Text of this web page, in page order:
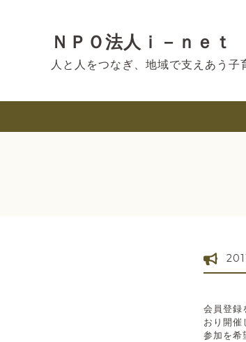
ＮＰＯ法人ｉ－ｎｅｔ
人と人をつなぎ、地域で支えあう子
会員登録
おり開催
参加を希